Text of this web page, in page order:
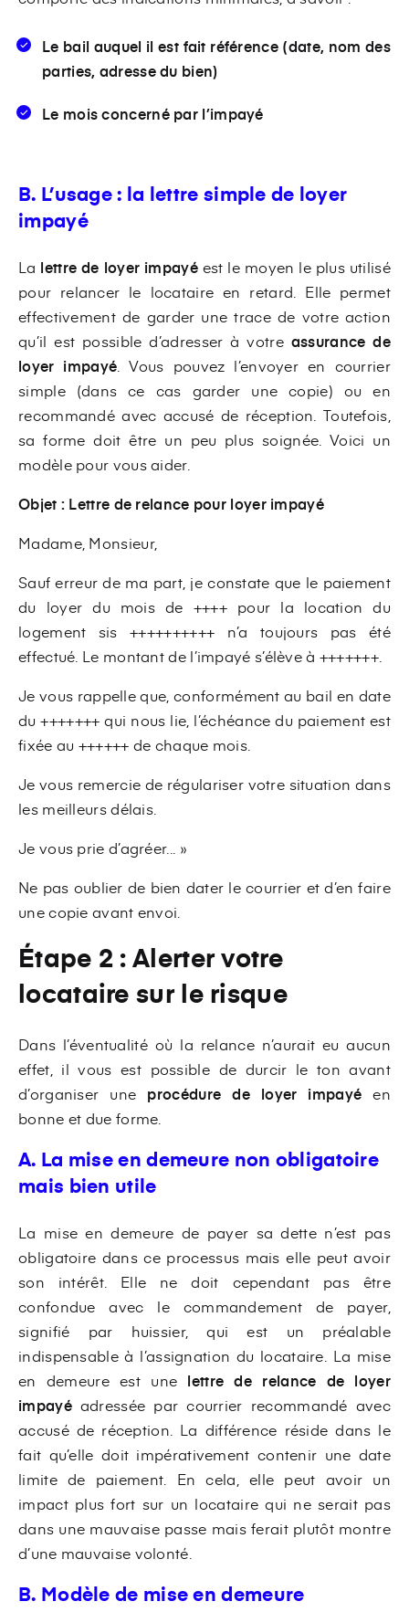
Le bail auquel il est fait référence (date, nom des
parties, adresse du bien)
Le mois concerné par l’impayé
B. L’usage : la lettre simple de loyer
impayé
La lettre de loyer impayéest le moyen le plus utilisé
pour relancer le locataire en retard. Elle permet
effectivement de garder une trace de votre action
qu’il est possible d’adresser à votre assurance de
loyer impayé . Vous pouvez l’envoyer en courrier
simple (dans ce cas garder une copie) ou en
recommandé avec accusé de réception. Toutefois,
sa forme doit être un peu plus soignée. Voici un
modèle pour vous aider.
Objet : Lettre de relance pour loyer impayé
Madame, Monsieur,
Sauf erreur de ma part, je constate que le paiement
du loyer du mois de ++++ pour la location du
logement sis ++++++++++ n’a toujours pas été
effectué. Le montant de l’impayé s’élève à +++++++.
Je vous rappelle que, conformément au bail en date
du +++++++ qui nous lie, l’échéance du paiement est
fixée au ++++++ de chaque mois.
Je vous remercie de régulariser votre situation dans
les meilleurs délais.
Je vous prie d’agréer... »
Ne pas oublier de bien dater le courrier et d’en faire
une copie avant envoi.
Étape 2 : Alerter votre
locataire sur le risque
Dans l’éventualité où la relance n’aurait eu aucun
effet, il vous est possible de durcir le ton avant
d’organiser une procédure de loyer impayé en
bonne et due forme.
A. La mise en demeure non obligatoire
mais bien utile
La mise en demeure de payer sa dette n’est pas
obligatoire dans ce processus mais elle peut avoir
son intérêt. Elle ne doit cependant pas être
confondue avec le commandement de payer,
signifié par huissier, qui est un préalable
indispensable à l’assignation du locataire. La mise
en demeure est une lettre de relance de loyer
impayéadressée par courrier recommandé avec
accusé de réception. La différence réside dans le
fait qu’elle doit impérativement contenir une date
limite de paiement. En cela, elle peut avoir un
impact plus fort sur un locataire qui ne serait pas
dans une mauvaise passe mais ferait plutôt montre
d’une mauvaise volonté.
B. Modèle de mise en demeure